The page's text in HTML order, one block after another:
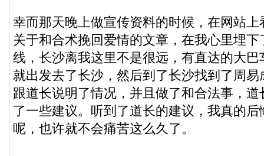
幸而那天晚上做宣传资料的时候，在网站
关于和合术挽回爱情的文章，在我心里埋
线，长沙离我这里不是很远，有直达的大
就出发去了长沙，然后到了长沙找到了周
跟道长说明了情况，并且做了和合法事，
了一些建议。听到了道长的建议，我真的
呢，也许就不会痛苦这么久了。